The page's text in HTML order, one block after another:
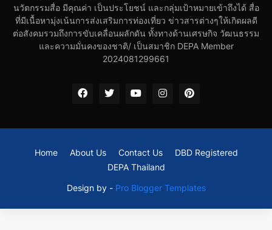
นวัตกรรมสื่อ มีคุณค่า เป็นประโยชน์ และกลุ่มเป้าหมายเข้าถึงได้ สื่อ
ที่มีเนื้อหามุ่งเน้นการส่งเสริมการท่องเที่ยว ข่าวสารต่างๆให้เกิดผลดี
ต่อสังคมรวมถึงการขับเคลื่อนผลักดัน ทั้งทางด้านเศรษกิจ วัฒนธรรม
และความมั่นคงของชาติ/ เป็นสมาชิก DEPA Member
2024081299661
Design by - Pro Blogger Templates
Home About Us Contact Us
DBD Registered
DEPA Thailand